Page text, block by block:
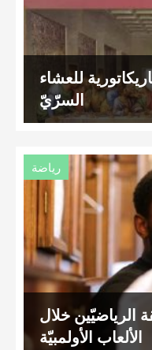
للعشاء
السرّيّ
رياضة
الرياضيّين خلال
الألعاب الأولمبيّة